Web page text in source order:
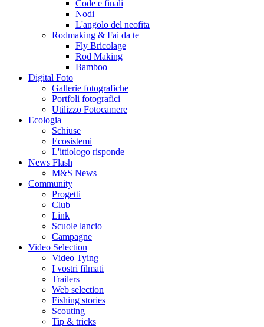
Code e finali
Nodi
L'angolo del neofita
Rodmaking & Fai da te
Fly Bricolage
Rod Making
Bamboo
Digital Foto
Gallerie fotografiche
Portfoli fotografici
Utilizzo Fotocamere
Ecologia
Schiuse
Ecosistemi
L'ittiologo risponde
News Flash
M&S News
Community
Progetti
Club
Link
Scuole lancio
Campagne
Video Selection
Video Tying
I vostri filmati
Trailers
Web selection
Fishing stories
Scouting
Tip & tricks